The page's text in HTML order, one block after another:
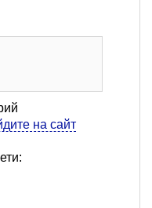
на сайт